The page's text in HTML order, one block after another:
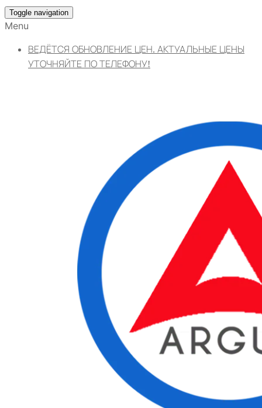
Toggle navigation
Menu
ВЕДЁТСЯ ОБНОВЛЕНИЕ ЦЕН. АКТУАЛЬНЫЕ ЦЕНЫ
УТОЧНЯЙТЕ ПО ТЕЛЕФОНУ!